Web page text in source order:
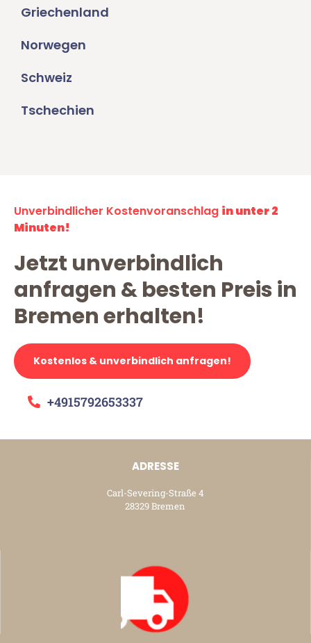
Griechenland
Norwegen
Schweiz
Tschechien
Unverbindlicher Kostenvoranschlag in unter 2
Minuten!
Jetzt unverbindlich
anfragen & besten Preis in
Bremen erhalten!
Kostenlos & unverbindlich anfragen!
+4915792653337
ADRESSE
Carl-Severing-Straße 4
28329 Bremen